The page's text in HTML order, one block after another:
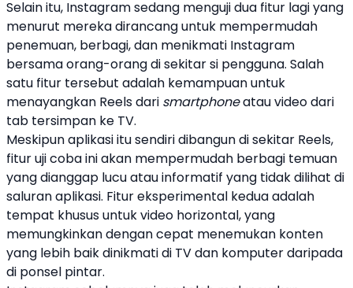
Selain itu, Instagramsedang menguji dua fitur lagi yang
menurut mereka dirancang untuk mempermudah
penemuan, berbagi, dan menikmati Instagram
bersama orang-orang di sekitar si pengguna. Salah
satu fitur tersebut adalah kemampuan untuk
menayangkan Reels dari smartphoneatau video dari
tab tersimpan ke TV.
Meskipun aplikasi itu sendiri dibangun di sekitar Reels,
fitur uji coba ini akan mempermudah berbagi temuan
yang dianggap lucu atau informatif yang tidak dilihat di
saluran aplikasi. Fitur eksperimental kedua adalah
tempat khusus untuk video horizontal, yang
memungkinkan dengan cepat menemukan konten
yang lebih baik dinikmati di TV dan komputer daripada
di ponsel pintar.